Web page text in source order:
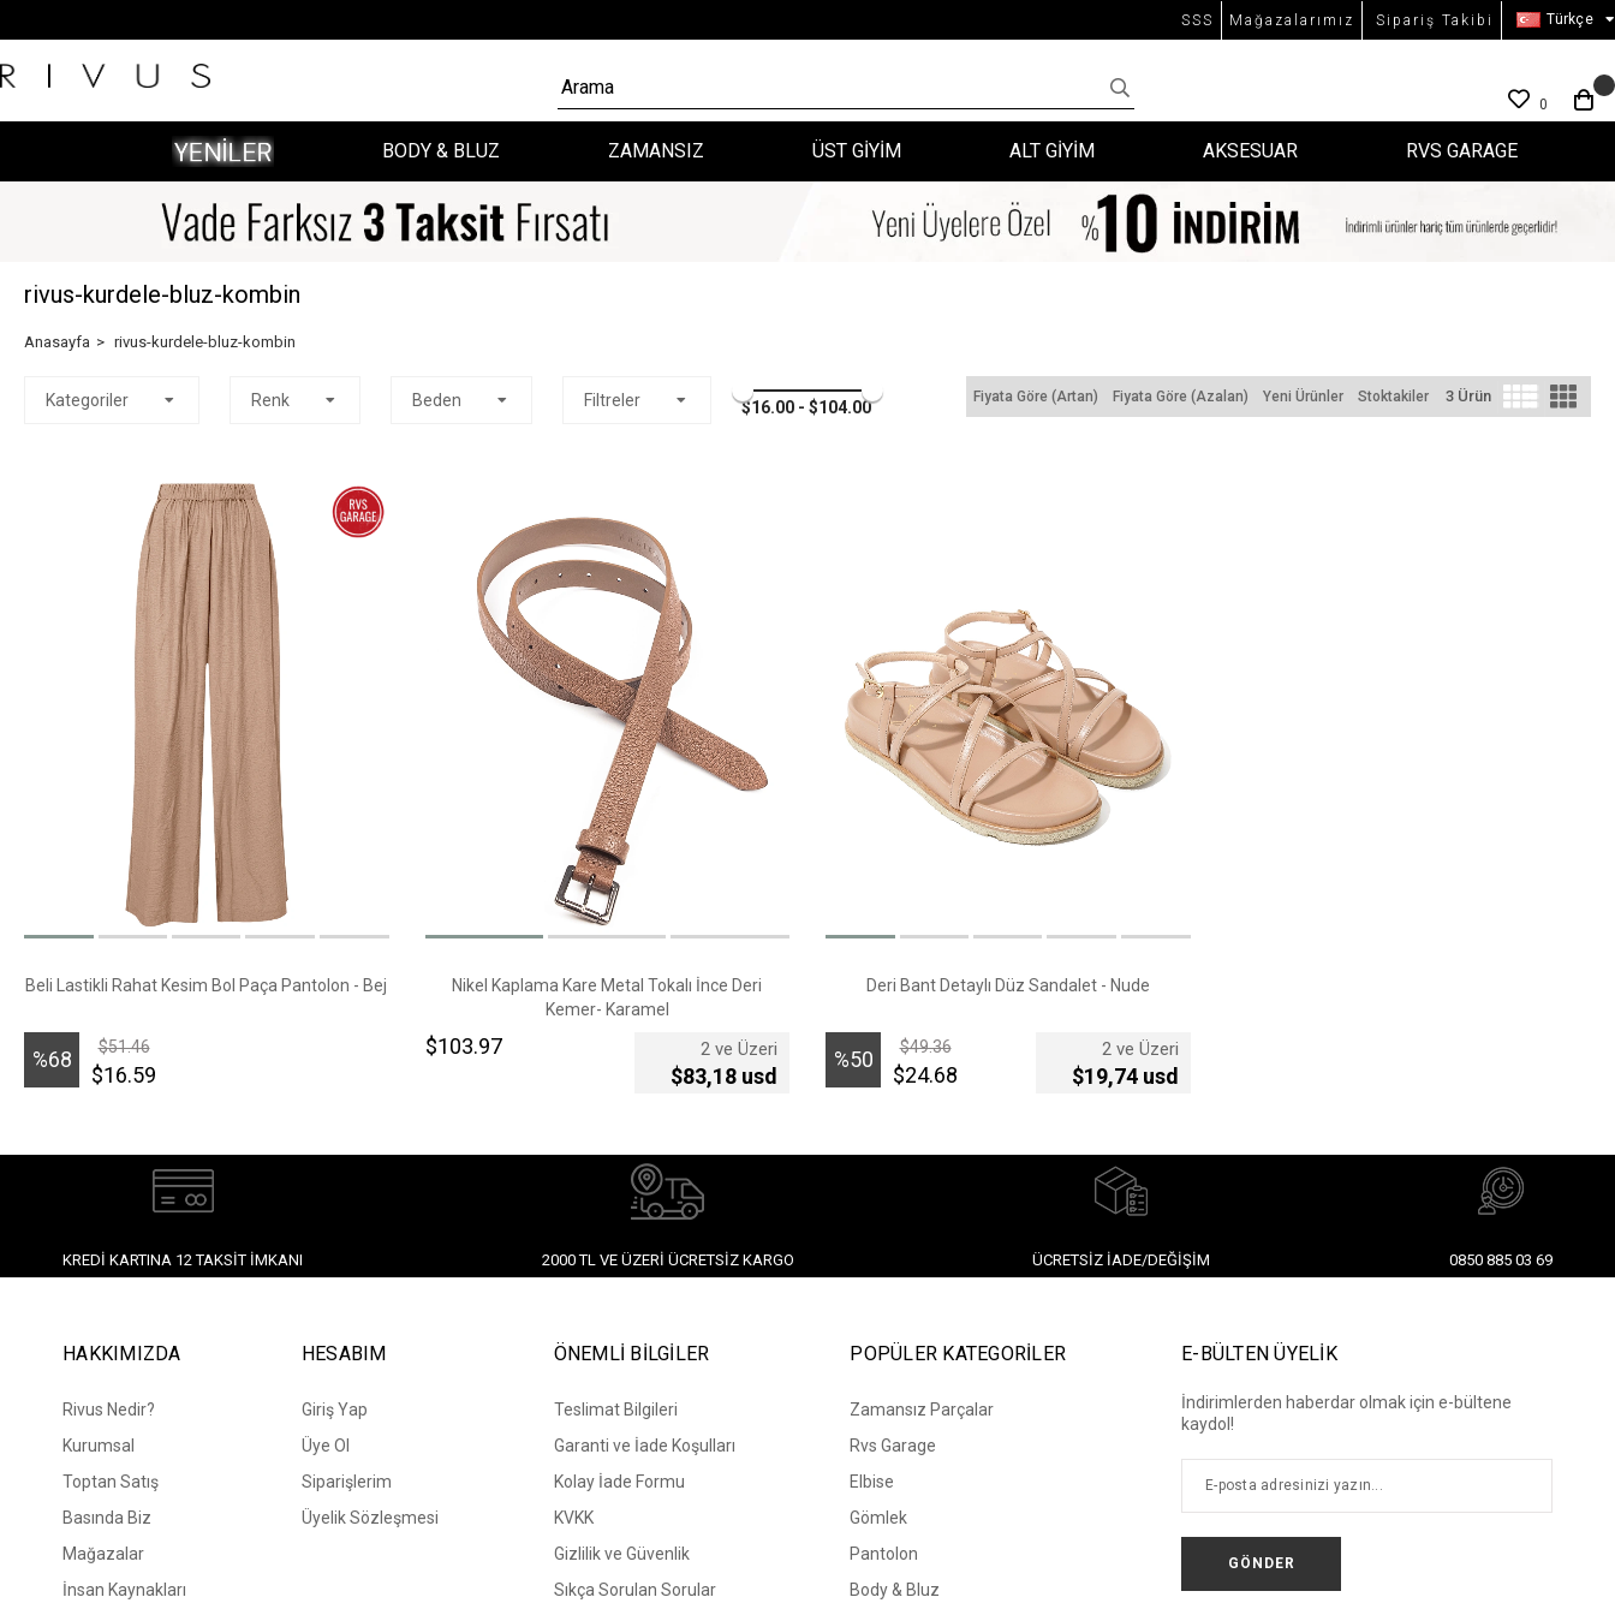
SSS Mağazalarımız Sipariş Takibi Türkçe
0
BODY & BLUZ ZAMANSIZ ÜST GİYİM ALT GİYİM AKSESUAR RVS GARAGE
rivus-kurdele-bluz-kombin
Anasayfa rivus-kurdele-bluz-kombin
Kategoriler Renk Beden Filtreler $16.00 - $104.00
Fiyata Göre (Artan) Fiyata Göre (Azalan) Yeni Ürünler Stoktakiler 3 Ürün
Beli Lastikli Rahat Kesim Bol Paça Pantolon - Bej
%68
$16.59
$51.46
Nikel Kaplama Kare Metal Tokalı İnce Deri
Kemer- Karamel
$103.97 2 ve Üzeri
$83,18 usd
Deri Bant Detaylı Düz Sandalet - Nude
%50
$24.68
$49.36 2 ve Üzeri
$19,74 usd
KREDI KARTINA 12 TAKSIT İMKANI 2000 TL VE ÜZERI ÜCRETSIZ KARGO ÜCRETSIZ İADE/DEĞIŞIM 0850 885 03 69
HAKKIMIZDA
Rivus Nedir?
Kurumsal
Toptan Satış
Basında Biz
Mağazalar
İnsan Kaynakları
HESABIM
Giriş Yap
Üye Ol
Siparişlerim
Üyelik Sözleşmesi
ÖNEMLİ BİLGİLER
Teslimat Bilgileri
Garanti ve İade Koşulları
Kolay İade Formu
KVKK
Gizlilik ve Güvenlik
Sıkça Sorulan Sorular
POPÜLER KATEGORİLER
Zamansız Parçalar
Rvs Garage
Elbise
Gömlek
Pantolon
Body & Bluz
E-BÜLTEN ÜYELİK
İndirimlerden haberdar olmak için e-bültene
kaydol!
GÖNDER